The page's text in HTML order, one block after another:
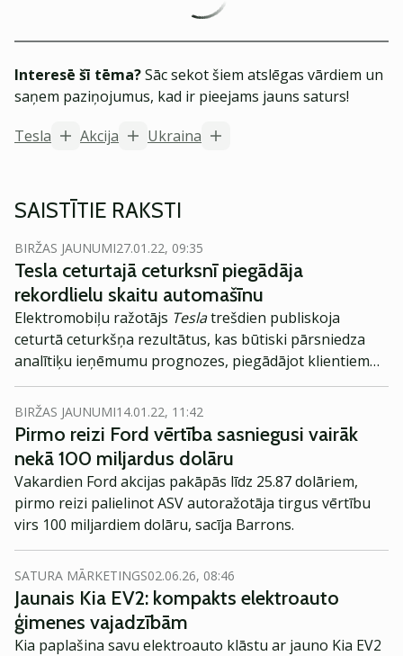
Interesē šī tēma?Sāc sekot šiem atslēgas vārdiem un
saņem paziņojumus, kad ir pieejams jauns saturs!
Tesla
Akcija Ukraina
SAISTĪTIE RAKSTI
BIRŽAS JAUNUMI27.01.22, 09:35
Tesla ceturtajā ceturksnī piegādāja
rekordlielu skaitu automašīnu
Elektromobiļu ražotājs Teslatrešdien publiskoja
ceturtā ceturkšņa rezultātus, kas būtiski pārsniedza
analītiķu ieņēmumu prognozes, piegādājot klientiem
rekordlielu skaitu automašīnu, ziņoReuters.
BIRŽAS JAUNUMI14.01.22, 11:42
Pirmo reizi Ford vērtība sasniegusi vairāk
nekā 100 miljardus dolāru
Vakardien Ford akcijas pakāpās līdz 25.87 dolāriem,
pirmo reizi palielinot ASV autoražotāja tirgus vērtību
virs 100 miljardiem dolāru, sacīja Barrons.
SATURA MĀRKETINGS02.06.26, 08:46
Jaunais Kia EV2: kompakts elektroauto
ģimenes vajadzībām
Kia paplašina savu elektroauto klāstu ar jauno Kia EV2